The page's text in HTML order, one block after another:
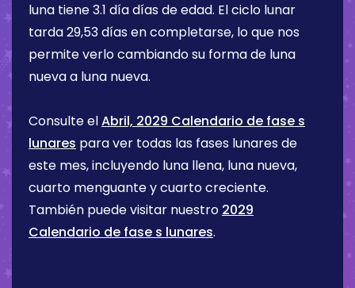
luna tiene3.1 díadías de edad. El ciclo lunar
tarda 29,53 días en completarse, lo que nos
permite verlo cambiando su forma de luna
nueva a luna nueva.
Consulte elAbril, 2029 Calendario de fase s
lunares para ver todas las fases lunares de
este mes, incluyendo luna llena, luna nueva,
cuarto menguante y cuarto creciente.
También puede visitar nuestro 2029
Calendario de fase s lunares.